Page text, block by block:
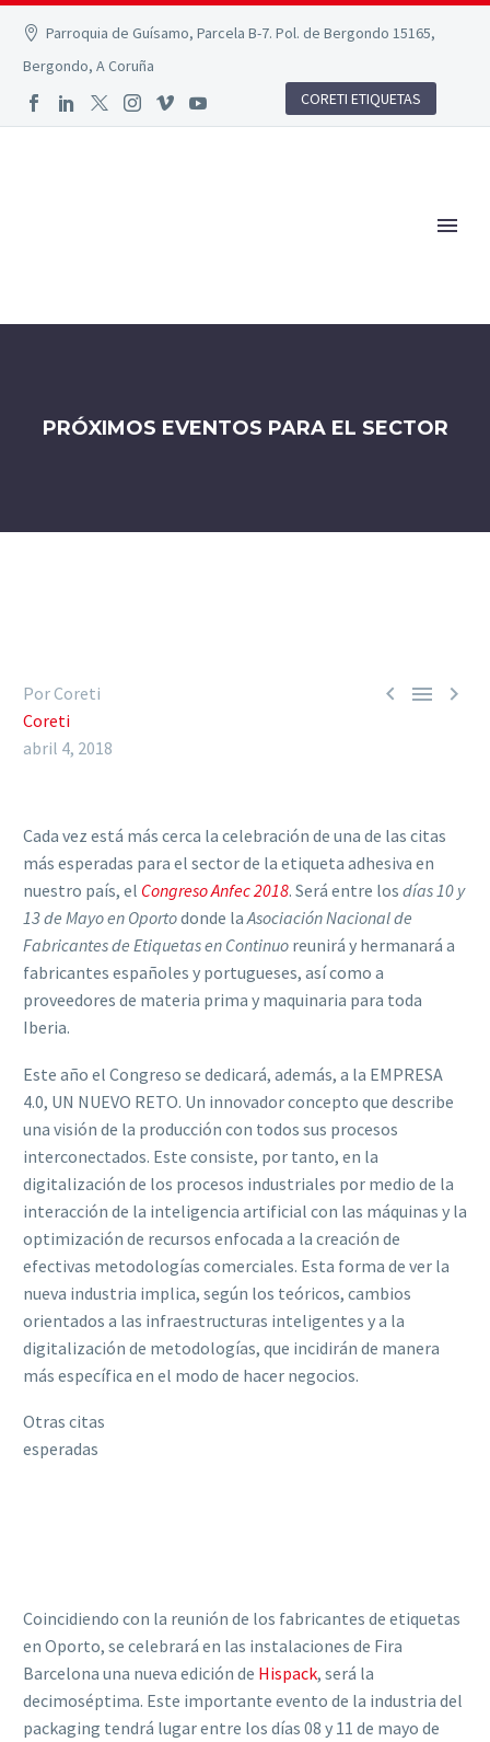
Parroquia de Guísamo, Parcela B-7. Pol. de Bergondo 15165,
Bergondo, A Coruña
CORETI ETIQUETAS
PRÓXIMOS EVENTOS PARA EL SECTOR
  
Por Coreti
Coreti
abril 4, 2018
Cada vez está más cerca la celebración de una de las citas
más esperadas para el sector de la etiqueta adhesiva en
nuestro país, el Congreso Anfec 2018. Será entre los días 10 y
13 de Mayo en Oportodonde laAsociación Nacional de
Fabricantes de Etiquetas en Continuo reunirá y hermanará a
fabricantes españoles y portugueses, así como a
proveedores de materia prima y maquinaria para toda
Iberia.
Este año el Congreso se dedicará, además, a la EMPRESA
4.0, UN NUEVO RETO. Un innovador concepto que describe
una visión de la producción con todos sus procesos
interconectados. Este consiste, por tanto, en la
digitalización de los procesos industriales por medio de la
interacción de la inteligencia artificial con las máquinas y la
optimización de recursos enfocada a la creación de
efectivas metodologías comerciales. Esta forma de ver la
nueva industria implica, según los teóricos, cambios
orientados a las infraestructuras inteligentes y a la
digitalización de metodologías, que incidirán de manera
más específica en el modo de hacer negocios.
Otras citas
esperadas
Coincidiendo con la reunión de los fabricantes de etiquetas
en Oporto, se celebrará en las instalaciones de Fira
Barcelona una nueva edición de Hispack, será la
decimoséptima. Este importante evento de la industria del
packaging tendrá lugar entre los días 08 y 11 de mayo de